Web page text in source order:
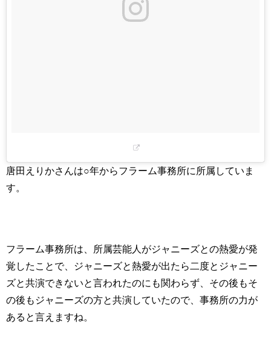
唐田えりかさんは○年からフラーム事務所に所属していま
す。
フラーム事務所は、所属芸能人がジャニーズとの熱愛が発
覚したことで、ジャニーズと熱愛が出たら二度とジャニー
ズと共演できないと言われたのにも関わらず、その後もそ
の後もジャニーズの方と共演していたので、事務所の力が
あると言えますね。